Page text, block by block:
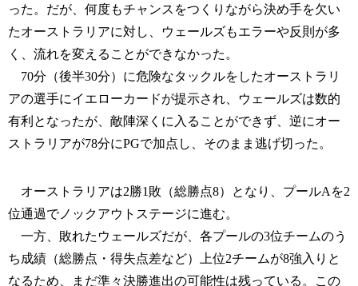
った。だが、何度もチャンスをつくりながら決め手を欠い
たオーストラリアに対し、ウェールズもエラーや反則が多
く、流れを変えることができなかった。
70分（後半30分）に危険なタックルをしたオーストラリ
アの選手にイエローカードが提示され、ウェールズは数的
有利となったが、敵陣深くに入ることができず、逆にオー
ストラリアが78分にPGで加点し、そのまま逃げ切った。
オーストラリアは2勝1敗（総勝点8）となり、プールAを2
位通過でノックアウトステージに進む。
一方、敗れたウェールズだが、各プールの3位チームのう
ち成績（総勝点・得失点差など）上位2チームが8強入りと
なるため、まだ準々決勝進出の可能性は残っている。この